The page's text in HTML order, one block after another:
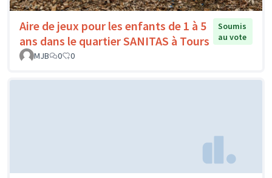
Aire de jeux pour les enfants de 1 à 5
ans dans le quartier SANITAS à Tours
Soumis
au vote
MJB
0 0